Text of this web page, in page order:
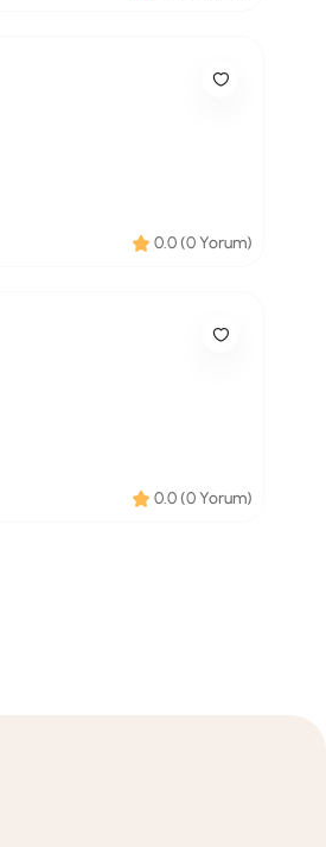
0.0 (0 Yorum)
0.0 (0 Yorum)